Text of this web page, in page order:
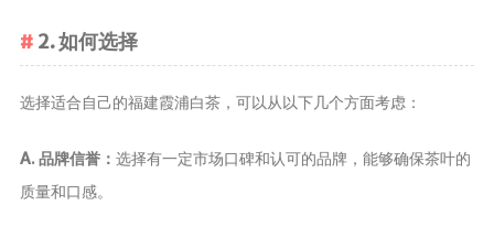
2. 如何选择
选择适合自己的福建霞浦白茶，可以从以下几个方面考虑：
A. 品牌信誉： 选择有一定市场口碑和认可的品牌，能够确保茶叶的
质量和口感。
茶文化
茶叶品鉴
茶叶教育